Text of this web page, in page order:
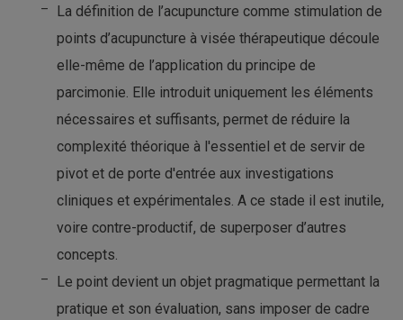
La définition de l’acupuncture comme stimulation de
points d’acupuncture à visée thérapeutique découle
elle-même de l’application du principe de
parcimonie. Elle introduit uniquement les éléments
nécessaires et suffisants, permet de réduire la
complexité théorique à l'essentiel et de servir de
pivot et de porte d'entrée aux investigations
cliniques et expérimentales. A ce stade il est inutile,
voire contre-productif, de superposer d’autres
concepts.
Le point devient un objet pragmatique permettant la
pratique et son évaluation, sans imposer de cadre